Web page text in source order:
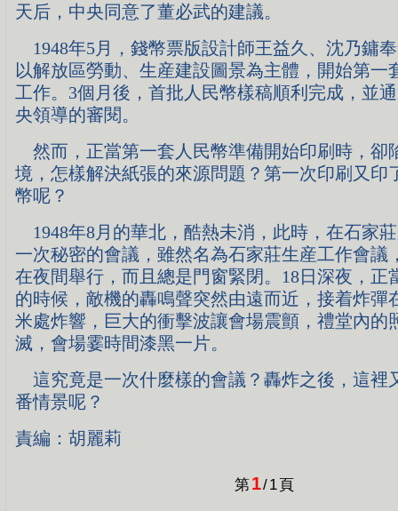
天后，中央同意了董必武的建議。
1948年5月，錢幣票版設計師王益久、沈乃鏞
以解放區勞動、生産建設圖景為主體，開始第一
工作。3個月後，首批人民幣樣稿順利完成，並
央領導的審閱。
然而，正當第一套人民幣準備開始印刷時，卻
境，怎樣解決紙張的來源問題？第一次印刷又印
幣呢？
1948年8月的華北，酷熱未消，此時，在石家
一次秘密的會議，雖然名為石家莊生産工作會議
在夜間舉行，而且總是門窗緊閉。18日深夜，正
的時候，敵機的轟鳴聲突然由遠而近，接着炸彈
米處炸響，巨大的衝擊波讓會場震顫，禮堂內的
滅，會場霎時間漆黑一片。
這究竟是一次什麼樣的會議？轟炸之後，這裡
番情景呢？
責編：胡麗莉
第1 /1頁